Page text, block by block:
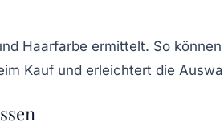
Haarfarbe ermittelt. So
Kauf und erleichtert die